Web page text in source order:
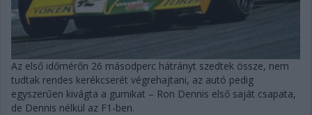
Az első időmérőn 26 másodperc hátrányt szedtek össze, nem
tudtak rendes kerékcserét végrehajtani, az autó pedig
egyszerűen kivágta a gumikat – Ron Dennis első saját csapata,
de Dennis nélkül az F1-ben.